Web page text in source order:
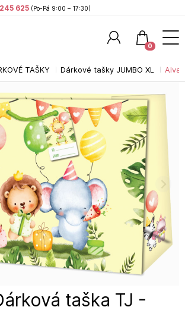
TAŠKY Dárkové tašky JUMBO XL
625 (Po-Pá 9:00 – 17:30)
0